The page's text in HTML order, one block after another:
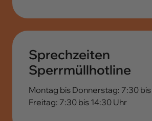
Sprechzeiten
Sperrmüllhotline
Montag bis Donnerstag: 7:30 bis
Freitag: 7:30 bis 14:30 Uhr